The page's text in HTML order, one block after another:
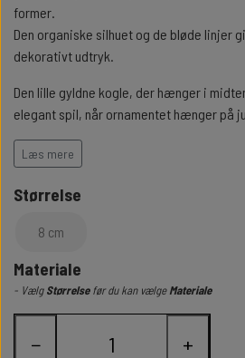
former.
Den organiske silhuet og de bløde linjer
dekorativt udtryk.
Den lille gyldne kogle, der hænger i
elegant spil, når ornamentet hænger på
Et let og harmonisk ophæng, der bringer
Design: Heidi Sandager – 2023
Læs mere
Størrelse
8 cm
Materiale
- VælgStørrelsefør du kan vælgeMateriale
− +